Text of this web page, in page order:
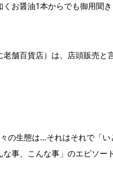
お醤油1本からでも御用聞
舗百貨店）は、店頭販売と
の生態は…それはそれで「い
な事、こんな事」のエピソ